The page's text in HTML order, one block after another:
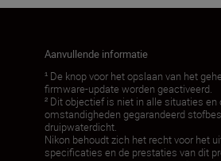
Aanvullende informatie
¹ De knop voor het opslaan van het
firmware-update worden geactiveerd.
² Dit objectief is niet in alle situaties en
omstandigheden gegarandeerd
druipwaterdicht.
Nikon behoudt zich het recht voor het
specificaties en de prestaties van dit